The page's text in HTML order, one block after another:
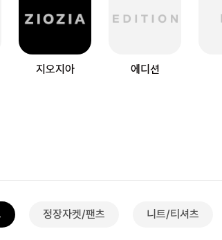
지오지아 에디션
정장자켓/팬츠 니트/티셔츠